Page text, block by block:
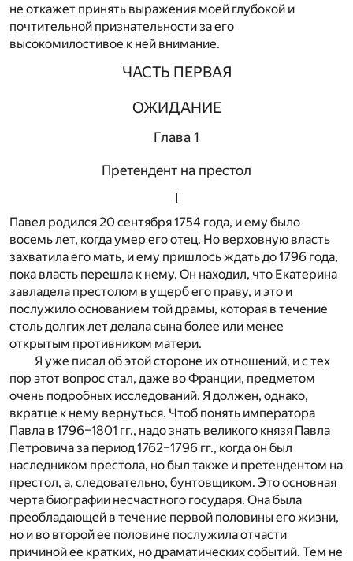
не откажет принять выражения моей глубокой и
почтительной признательности за его
высокомилостивое к ней внимание.
ЧАСТЬ ПЕРВАЯ
ОЖИДАНИЕ
Глава 1
Претендент на престол
I
Павел родился 20 сентября 1754 года, и ему было
восемь лет, когда умер его отец. Но верховную власть
захватила его мать, и ему пришлось ждать до 1796 года,
пока власть перешла к нему. Он находил, что Екатерина
завладела престолом в ущерб его праву, и это и
послужило основанием той драмы, которая в течение
столь долгих лет делала сына более или менее
открытым противником матери.
Я уже писал об этой стороне их отношений, и с тех
пор этот вопрос стал, даже во Франции, предметом
очень подробных исследований. Я должен, однако,
вкратце к нему вернуться. Чтоб понять императора
Павла в 1796–1801 гг., надо знать великого князя Павла
Петровича за период 1762–1796 гг., когда он был
наследником престола, но был также и претендентом на
престол, а, следовательно, бунтовщиком. Это основная
черта биографии несчастного государя. Она была
преобладающей в течение первой половины его жизни,
но и во второй ее половине послужила отчасти
причиной ее кратких, но драматических событий. Тем не